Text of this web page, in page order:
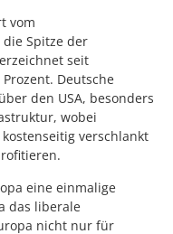
vom
Spitze der
seit
Deutsche
den USA, besonders
wobei
verschlankt
eine einmalige
das liberale
nicht nur für